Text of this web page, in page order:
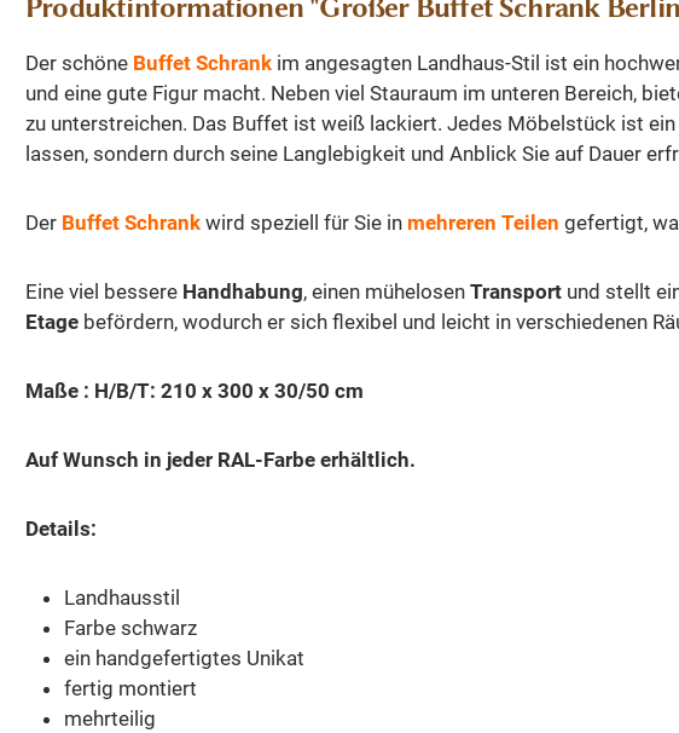
Produktinformationen "Großer Buffet Schrank
Der schöne Buffet Schrank im angesagten Landhaus-Stil ist ein
und eine gute Figur macht. Neben viel Stauraum im unteren Bereich,
zu unterstreichen. Das Buffet ist weiß lackiert. Jedes Möbelstück ist
lassen, sondern durch seine Langlebigkeit und Anblick Sie auf Dauer
Der Buffet Schrank wird speziell für Sie in mehreren Teilen gefertigt,
Eine viel bessere Handhabung, einen mühelosen Transport und stellt
Etage befördern, wodurch er sich flexibel und leicht in verschiedenen
Maße : H/B/T: 210 x 300 x 30/50 cm
Auf Wunsch in jeder RAL-Farbe erhältlich.
Details:
Landhausstil
Farbe schwarz
ein handgefertigtes Unikat
fertig montiert
mehrteilig